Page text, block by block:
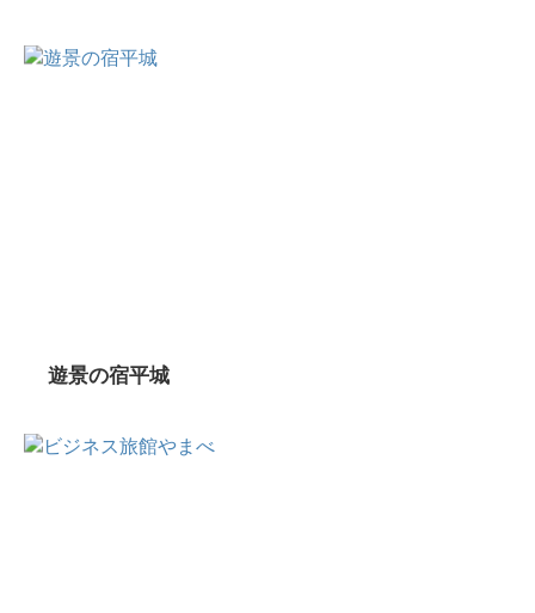
遊景の宿平城